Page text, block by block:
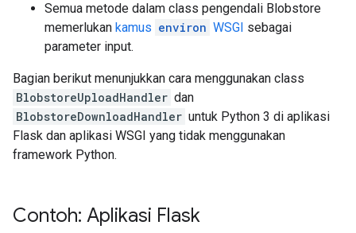
Semua metode dalam class pengendali Blobstore
memerlukan kamus environ WSGI sebagai
parameter input.
Bagian berikut menunjukkan cara menggunakan class
BlobstoreUploadHandler dan
BlobstoreDownloadHandler untuk Python 3 di aplikasi
Flask dan aplikasi WSGI yang tidak menggunakan
framework Python.
Contoh: Aplikasi Flask